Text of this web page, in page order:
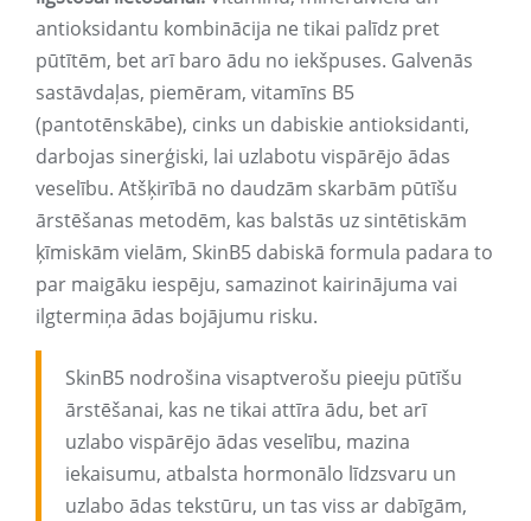
antioksidantu kombinācija ne tikai palīdz pret
pūtītēm, bet arī baro ādu no iekšpuses. Galvenās
sastāvdaļas, piemēram, vitamīns B5
(pantotēnskābe), cinks un dabiskie antioksidanti,
darbojas sinerģiski, lai uzlabotu vispārējo ādas
veselību. Atšķirībā no daudzām skarbām pūtīšu
ārstēšanas metodēm, kas balstās uz sintētiskām
ķīmiskām vielām, SkinB5 dabiskā formula padara to
par maigāku iespēju, samazinot kairinājuma vai
ilgtermiņa ādas bojājumu risku.
SkinB5 nodrošina visaptverošu pieeju pūtīšu
ārstēšanai, kas ne tikai attīra ādu, bet arī
uzlabo vispārējo ādas veselību, mazina
iekaisumu, atbalsta hormonālo līdzsvaru un
uzlabo ādas tekstūru, un tas viss ar dabīgām,